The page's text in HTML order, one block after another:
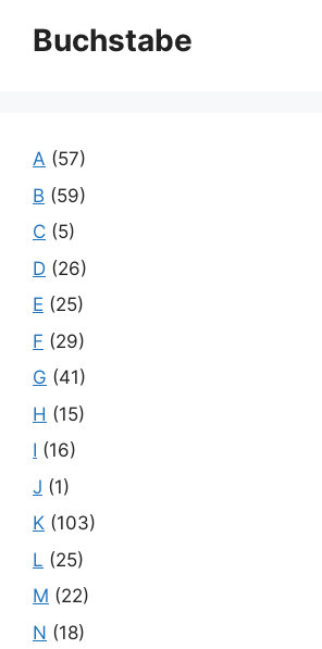
Buchstabe
A (57)
B (59)
C (5)
D (26)
E (25)
F (29)
G (41)
H (15)
I (16)
J (1)
K (103)
L (25)
M (22)
N (18)